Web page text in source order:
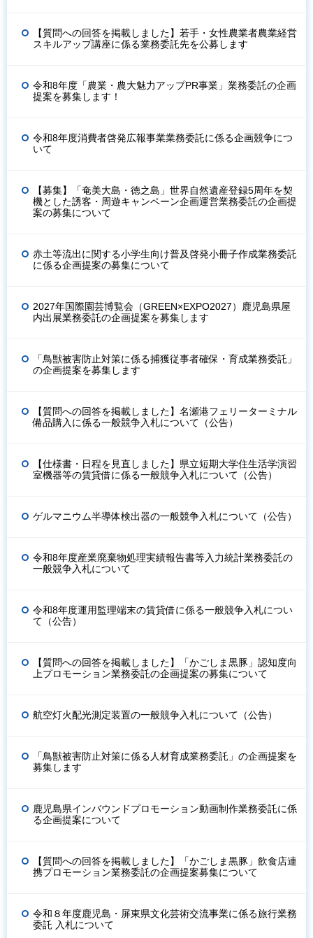
【質問への回答を掲載しました】若手・女性農業者農業経営
スキルアップ講座に係る業務委託先を公募します
令和8年度「農業・農大魅力アップPR事業」業務委託の企画
提案を募集します！
令和8年度消費者啓発広報事業業務委託に係る企画競争につ
いて
【募集】「奄美大島・徳之島」世界自然遺産登録5周年を契
機とした誘客・周遊キャンペーン企画運営業務委託の企画提
案の募集について
赤土等流出に関する小学生向け普及啓発小冊子作成業務委託
に係る企画提案の募集について
2027年国際園芸博覧会（GREEN×EXPO2027）鹿児島県屋
内出展業務委託の企画提案を募集します
「鳥獣被害防止対策に係る捕獲従事者確保・育成業務委託」
の企画提案を募集します
【質問への回答を掲載しました】名瀬港フェリーターミナル
備品購入に係る一般競争入札について（公告）
【仕様書・日程を見直しました】県立短期大学住生活学演習
室機器等の賃貸借に係る一般競争入札について（公告）
ゲルマニウム半導体検出器の一般競争入札について（公告）
令和8年度産業廃棄物処理実績報告書等入力統計業務委託の
一般競争入札について
令和8年度運用監理端末の賃貸借に係る一般競争入札につい
て（公告）
【質問への回答を掲載しました】「かごしま黒豚」認知度向
上プロモーション業務委託の企画提案の募集について
航空灯火配光測定装置の一般競争入札について（公告）
「鳥獣被害防止対策に係る人材育成業務委託」の企画提案を
募集します
鹿児島県インバウンドプロモーション動画制作業務委託に係
る企画提案について
【質問への回答を掲載しました】「かごしま黒豚」飲食店連
携プロモーション業務委託の企画提案募集について
令和８年度鹿児島・屏東県文化芸術交流事業に係る旅行業務
委託 入札について